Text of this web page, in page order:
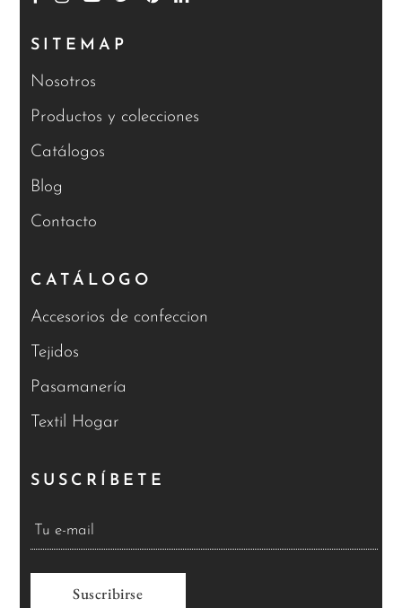
SITEMAP
Nosotros
Productos y colecciones
Catálogos
Blog
Contacto
CATÁLOGO
Accesorios de confeccion
Tejidos
Pasamanería
Textil Hogar
SUSCRÍBETE